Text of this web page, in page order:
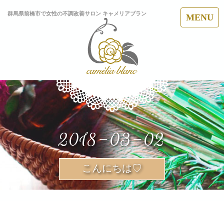
群馬県前橋市で女性の不調改善サロン キャメリアブラン MENU
2018-03-02
こんにちは♡